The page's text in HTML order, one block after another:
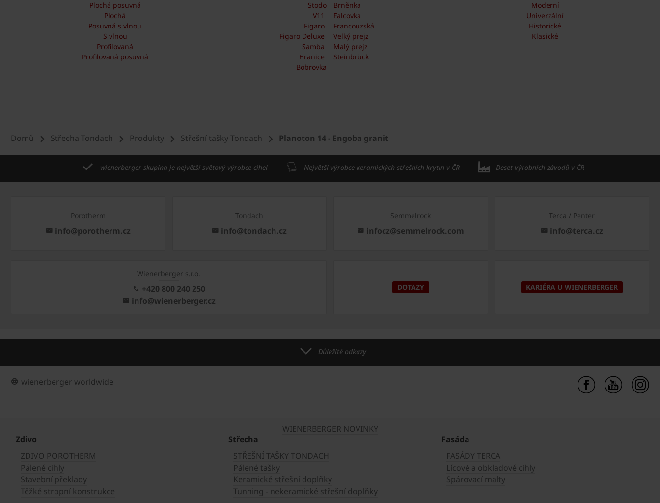
Plochá posuvná
Plochá
Posuvná s vlnou
S vlnou
Profilovaná
Profilovaná posuvná
Stodo
V11
Figaro
Figaro Deluxe
Samba
Hranice
Bobrovka
Brněnka
Falcovka
Francouzská
Velký prejz
Malý prejz
Steinbrück
Moderní
Univerzální
Historické
Klasické
Domů Střecha Tondach Produkty Střešní tašky Tondach Planoton 14 - Engoba granit
wienerberger skupina je největší světový výrobce cihel Největší výrobce keramických střešních krytin v ČR Deset výrobních závodů v ČR
Porotherm
info@porotherm.cz
Tondach
info@tondach.cz
Semmelrock
infocz@semmelrock.com
Terca / Penter
info@terca.cz
Wienerberger s.r.o.
+420 800 240 250
info@wienerberger.cz
DOTAZY KARIÉRA U WIENERBERGER
Důležité odkazy
wienerberger worldwide
WIENERBERGER NOVINKY
Zdivo
ZDIVO POROTHERM
Pálené cihly
Stavební překlady
Těžké stropní konstrukce
Střecha
STŘEŠNÍ TAŠKY TONDACH
Pálené tašky
Keramické střešní doplňky
Tunning - nekeramické střešní doplňky
Fasáda
FASÁDY TERCA
Lícové a obkladové cihly
Spárovací malty